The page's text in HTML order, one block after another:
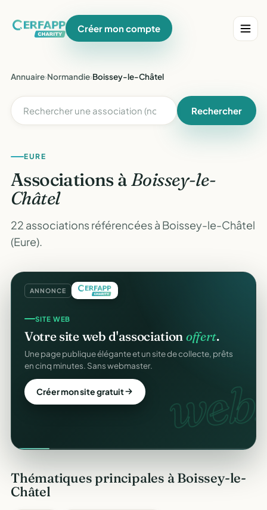
Créer mon compte
Annuaire›Normandie›Boissey-le-Châtel
Rechercher
EURE
Associations àBoissey-le-
Châtel
22 associations référencées à Boissey-le-Châtel
(Eure).
ANNONCE
web.
SITE WEB
Votre site web d'association offert.
Une page publique élégante et un site de collecte, prêts
en cinq minutes. Sans webmaster.
Créer mon site gratuit
Thématiques principales à Boissey-le-
Châtel